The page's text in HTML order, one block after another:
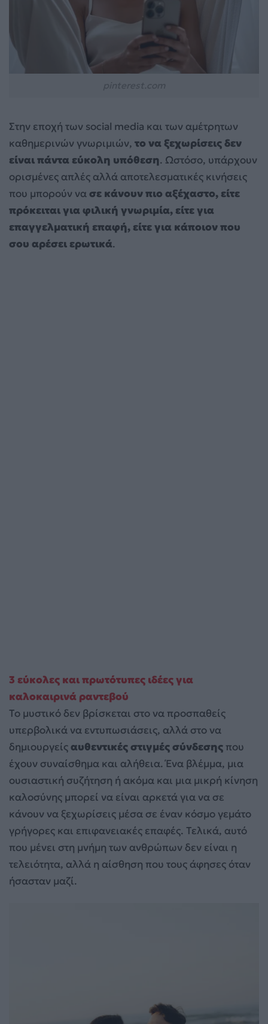
Στην εποχή των social media και των αμέτρητων
καθημερινών γνωριμιών, το να ξεχωρίσεις δεν
είναι πάντα εύκολη υπόθεση. Ωστόσο, υπάρχουν
ορισμένες απλές αλλά αποτελεσματικές κινήσεις
που μπορούν νασε κάνουν πιο αξέχαστο, είτε
πρόκειται για φιλική γνωριμία, είτε για
επαγγελματική επαφή, είτε για κάποιον που
σου αρέσει ερωτικά.
3 εύκολες και πρωτότυπες ιδέες για
καλοκαιρινά ραντεβού
Το μυστικό δεν βρίσκεται στο να προσπαθείς
υπερβολικά να εντυπωσιάσεις, αλλά στο να
δημιουργείςαυθεντικές στιγμές σύνδεσης που
έχουν συναίσθημα και αλήθεια. Ένα βλέμμα, μια
ουσιαστική συζήτηση ή ακόμα και μια μικρή κίνηση
καλοσύνης μπορεί να είναι αρκετά για να σε
κάνουν να ξεχωρίσεις μέσα σε έναν κόσμο γεμάτο
γρήγορες και επιφανειακές επαφές. Τελικά, αυτό
που μένει στη μνήμη των ανθρώπων δεν είναι η
τελειότητα, αλλά η αίσθηση που τους άφησες όταν
ήσασταν μαζί.